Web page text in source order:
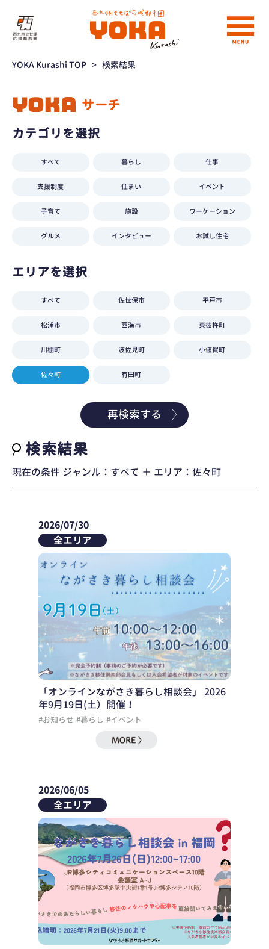
YOKA Kurashi TOP > 検索結果
サーチ
カテゴリを選択
すべて 暮らし 仕事
支援制度 住まい イベント
子育て 施設 ワーケーション
グルメ インタビュー お試し住宅
エリアを選択
すべて 佐世保市 平戸市
松浦市 西海市 東彼杵町
川棚町 波佐見町 小値賀町
佐々町 有田町
再検索する
検索結果
現在の条件 ジャンル：すべて ＋ エリア：佐々町
2026/07/30
全エリア
「オンラインながさき暮らし相談会」 2026
年9月19日(土）開催！
#お知らせ #暮らし #イベント
2026/06/05
全エリア